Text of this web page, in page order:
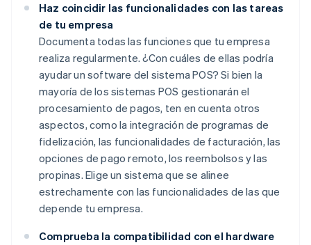
Haz coincidir las funcionalidades con las tareas
de tu empresa
Documenta todas las funciones que tu empresa
realiza regularmente. ¿Con cuáles de ellas podría
ayudar un software del sistema POS? Si bien la
mayoría de los sistemas POS gestionarán el
procesamiento de pagos, ten en cuenta otros
aspectos, como la integración de programas de
fidelización, las funcionalidades de facturación, las
opciones de pago remoto, los reembolsos y las
propinas. Elige un sistema que se alinee
estrechamente con las funcionalidades de las que
depende tu empresa.
Comprueba la compatibilidad con el hardware